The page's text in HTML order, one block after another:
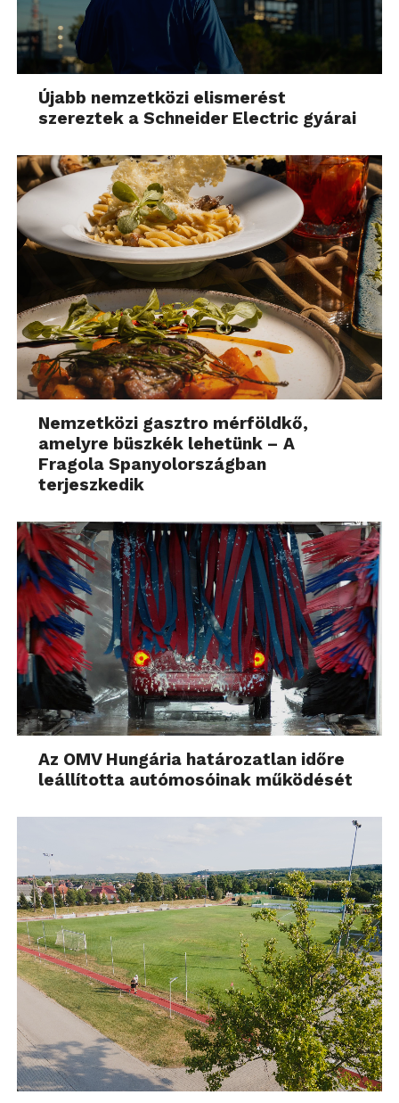
Újabb nemzetközi elismerést
szereztek a Schneider Electric gyárai
Nemzetközi gasztro mérföldkő,
amelyre büszkék lehetünk – A
Fragola Spanyolországban
terjeszkedik
Az OMV Hungária határozatlan időre
leállította autómosóinak működését